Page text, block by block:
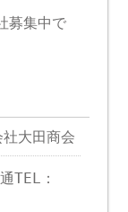
募集中で
大田商会
TEL：